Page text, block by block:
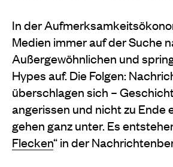
In der
Medien immer auf der Suche
Außergewöhnlichen und
Hypes auf. Die Folgen:
überschlagen sich –
angerissen und nicht zu Ende
gehen ganz unter. Es
Flecken“ in der